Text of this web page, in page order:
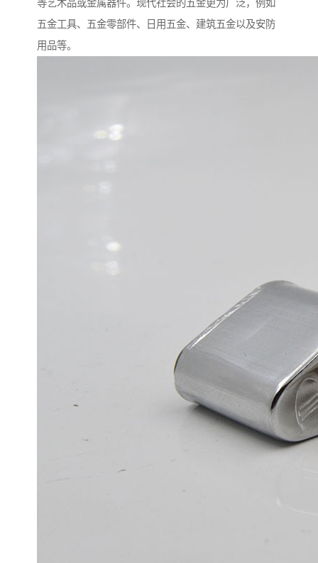
等艺术品或金属器件。现代社会的五金更为广泛，例如
五金工具、五金零部件、日用五金、建筑五金以及安防
用品等。